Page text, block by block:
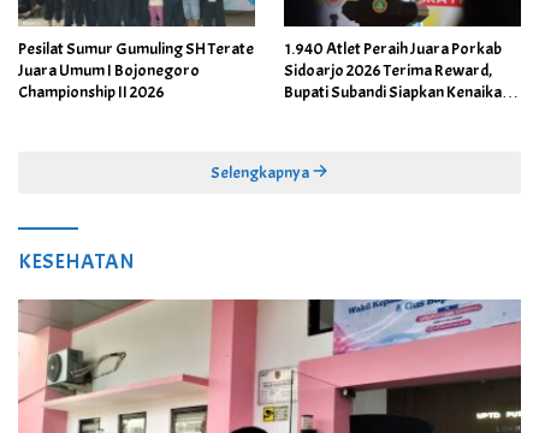
Pesilat Sumur Gumuling SH Terate
Juara Umum I Bojonegoro
Championship II 2026
1.940 Atlet Peraih Juara Porkab
Sidoarjo 2026 Terima Reward,
Bupati Subandi Siapkan Kenaikan
Selengkapnya
KESEHATAN